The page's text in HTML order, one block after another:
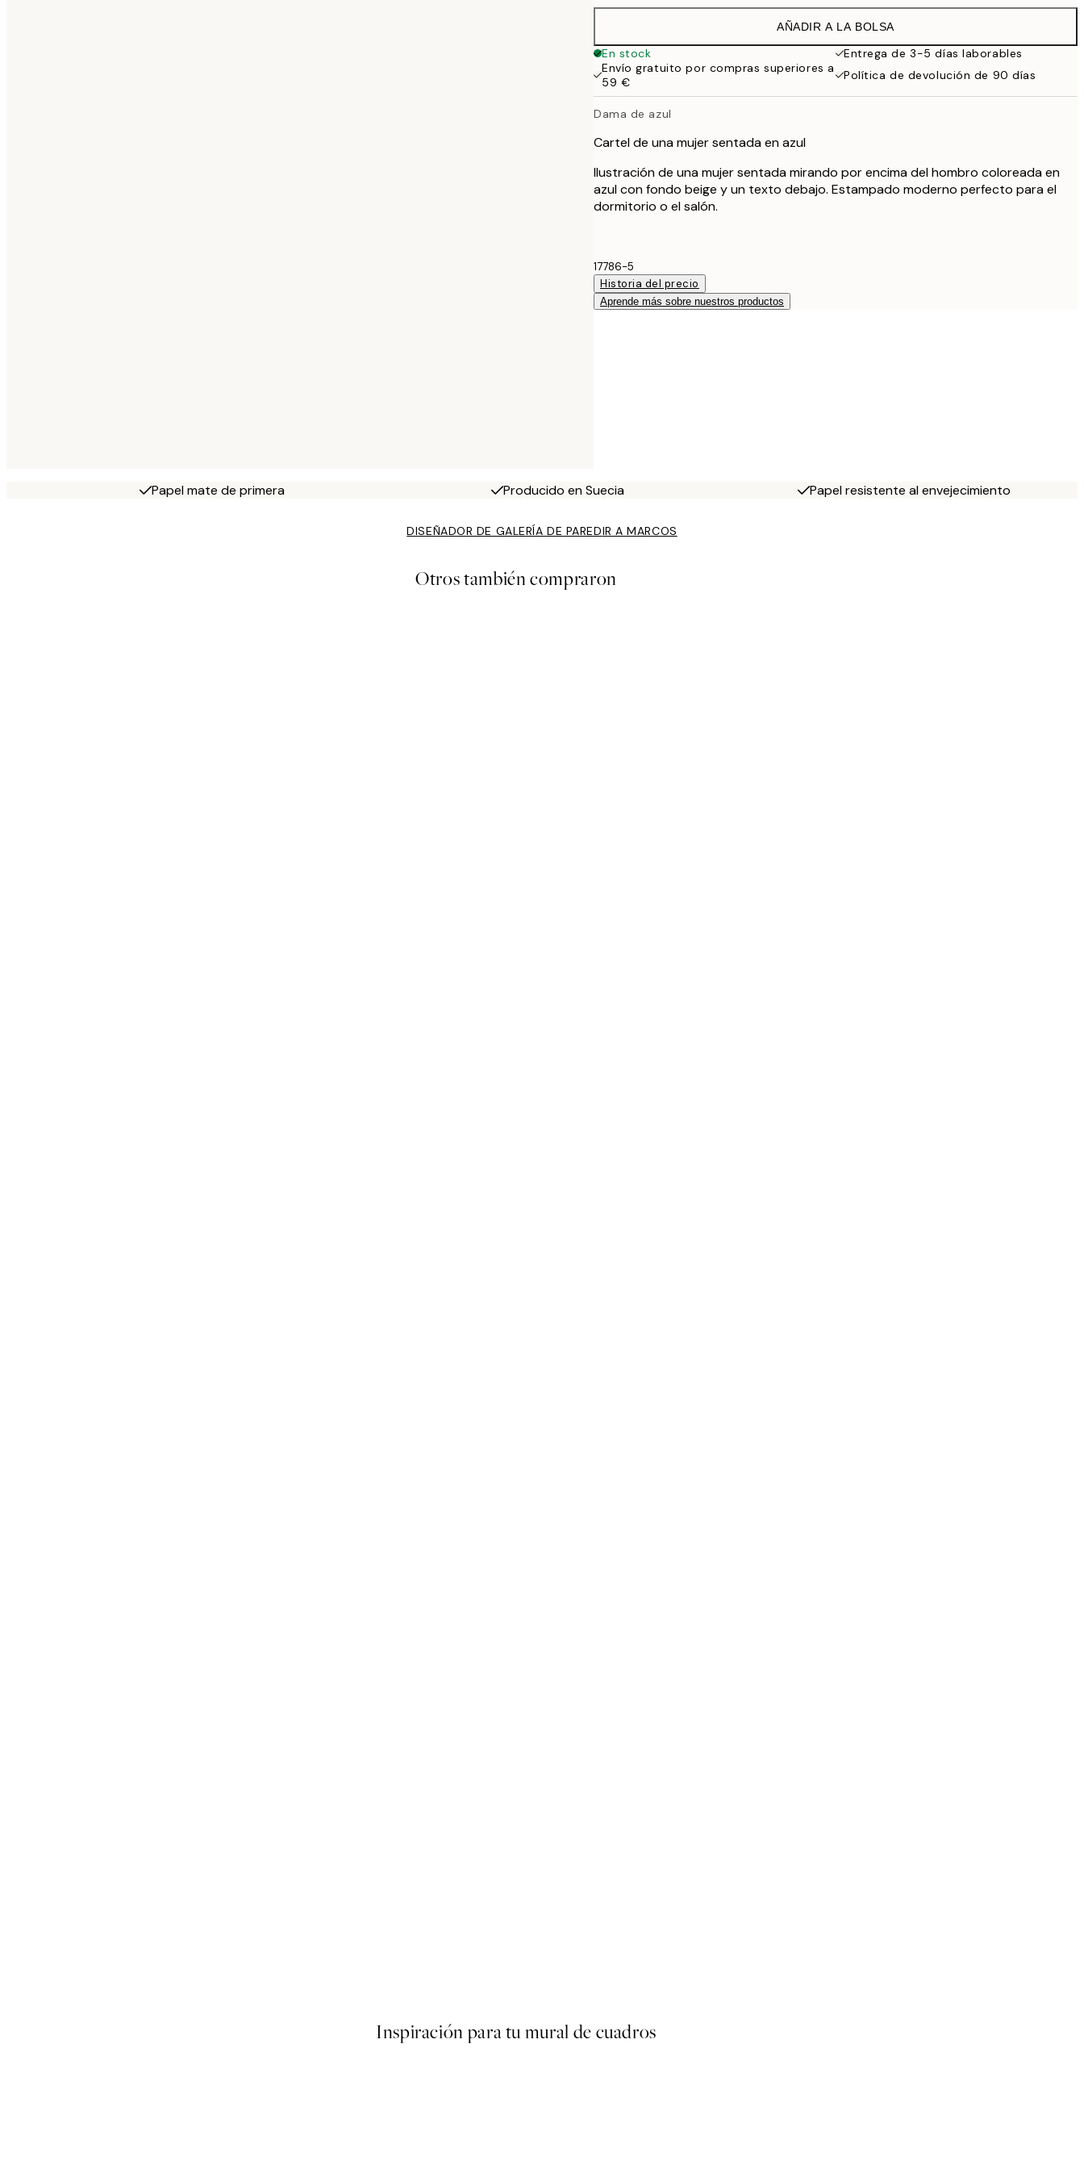
38 €
AÑADIR A LA BOLSA
En stock
Entrega de 3-5 días laborables
Envío gratuito por compras superiores a
59 €
Política de devolución de 90 días
Dama de azul
Cartel de una mujer sentada en azul
Ilustración de una mujer sentada mirando por encima del hombro coloreada en
azul con fondo beige y un texto debajo. Estampado moderno perfecto para el
dormitorio o el salón.
17786-5
Historia del precio
Aprende más sobre nuestros productos
Papel mate de primera Producido en Suecia Papel resistente al envejecimiento
DISEÑADOR DE GALERÍA DE PAREDIR A MARCOS
Otros también compraron
Inspiración para tu mural de cuadros